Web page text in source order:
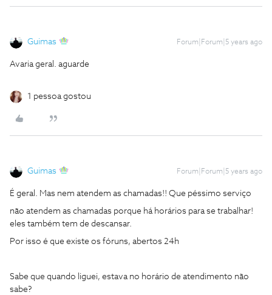
Guimas Forum|Forum|5 years ago
Avaria geral. aguarde
1 pessoa gostou
Guimas Forum|Forum|5 years ago
É geral. Mas nem atendem as chamadas!! Que péssimo serviço
não atendem as chamadas porque há horários para se trabalhar!
eles também tem de descansar.
Por isso é que existe os fóruns, abertos 24h
Sabe que quando liguei, estava no horário de atendimento não
sabe?